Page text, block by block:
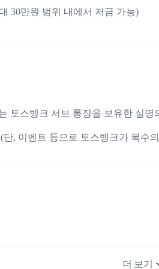
30만원 범위 내에서 저금 가능)
토스뱅크 서브 통장을 보유한 실명
단, 이벤트 등으로 토스뱅크가 복수
더 보기